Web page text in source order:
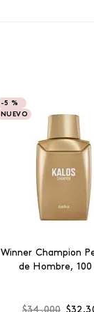
-5 %
NUEVO
Winner Champion
de Hombre, 100